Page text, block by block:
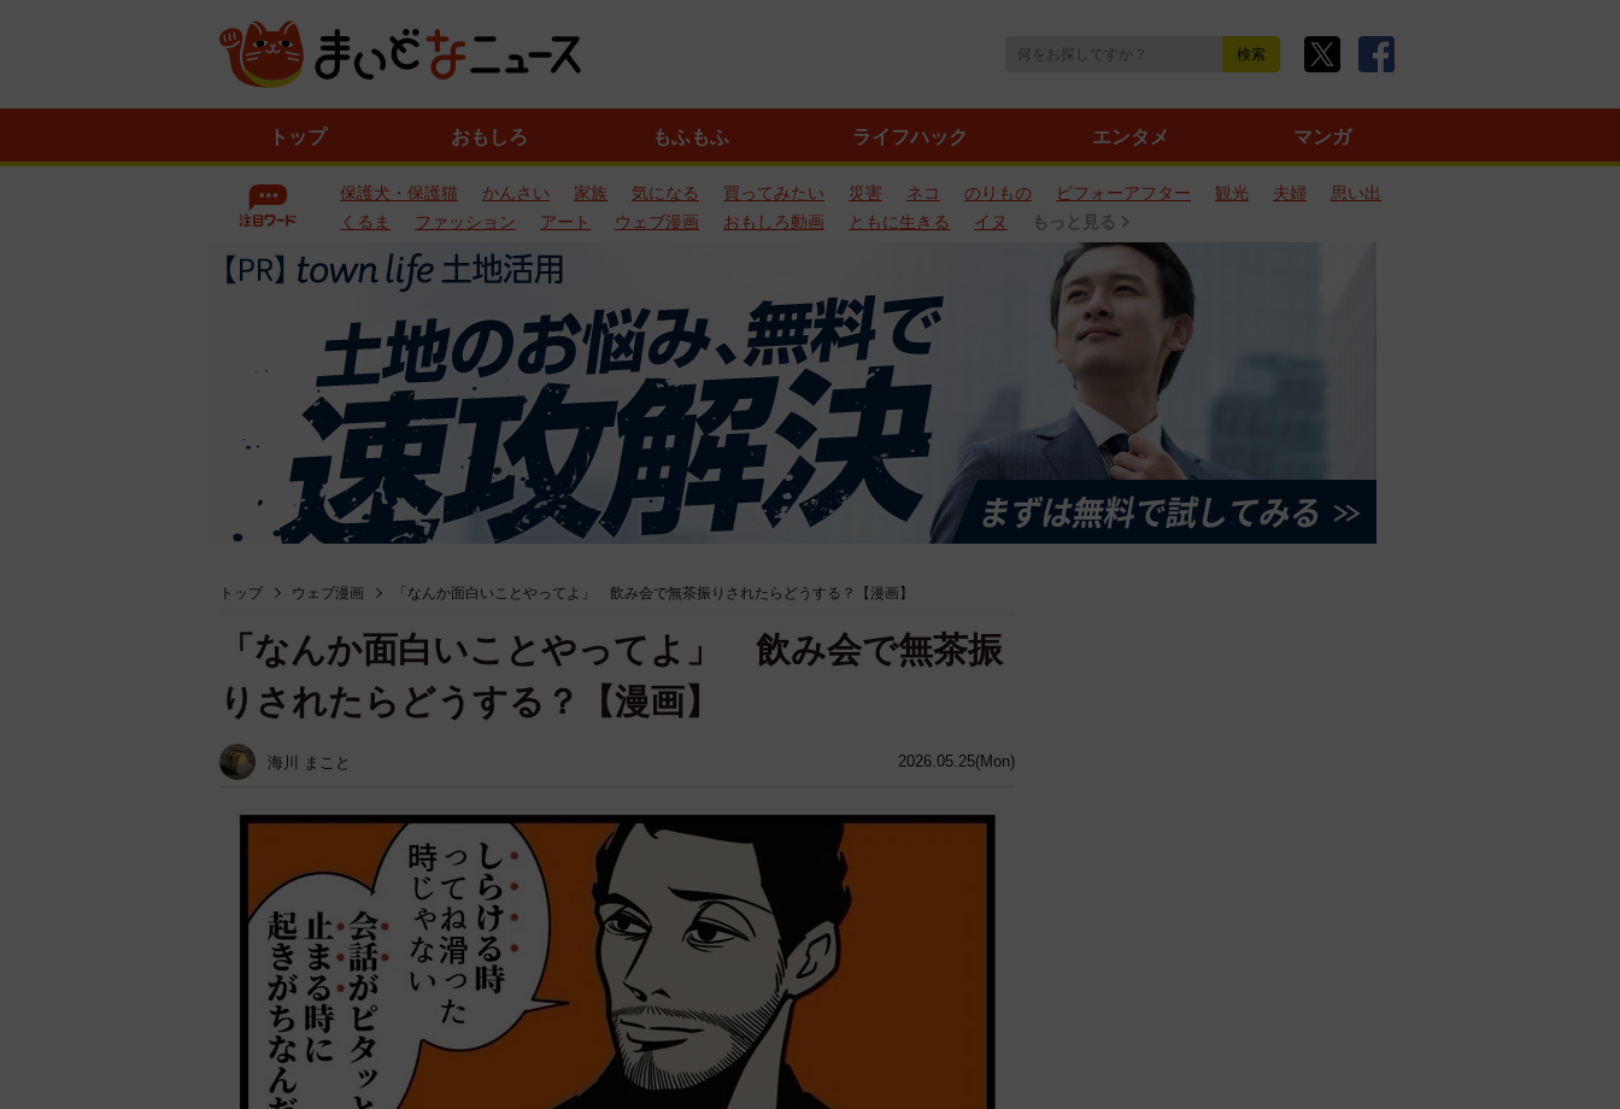
トップ おもしろ もふもふ ライフハック エンタメ マンガ
保護犬・保護猫 かんさい 家族 気になる 買ってみたい 災害 ネコ のりもの ビフォーアフター 観光 夫婦
思い出
くるま
ファッション アート ウェブ漫画 おもしろ動画 ともに生きる イヌ もっと見る
トップ ウェブ漫画 「なんか面白いことやってよ」 飲み会で無茶振りされたらどうする？【漫画】
2026.05.25(Mon)
「なんか面白いことやってよ」 飲み会で無茶振
りされたらどうする？【漫画】
海川 まこと